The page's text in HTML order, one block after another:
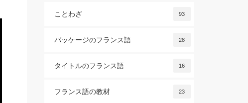
ことわざ 93
パッケージのフランス語 28
タイトルのフランス語 16
フランス語の教材 23